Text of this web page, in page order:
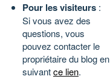
Pour les visiteurs :
Si vous avez des
questions, vous
pouvez contacter le
propriétaire du blog en
suivantce lien.